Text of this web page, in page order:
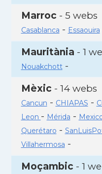
Marroc - 5 webs
Casablanca - Essaouira
Mauritània - 1
Nouakchott-
Mèxic - 14 webs
Cancun - CHIAPAS -
Leon - Mérida -
Querétaro -
Villahermosa -
Moçambic - 1